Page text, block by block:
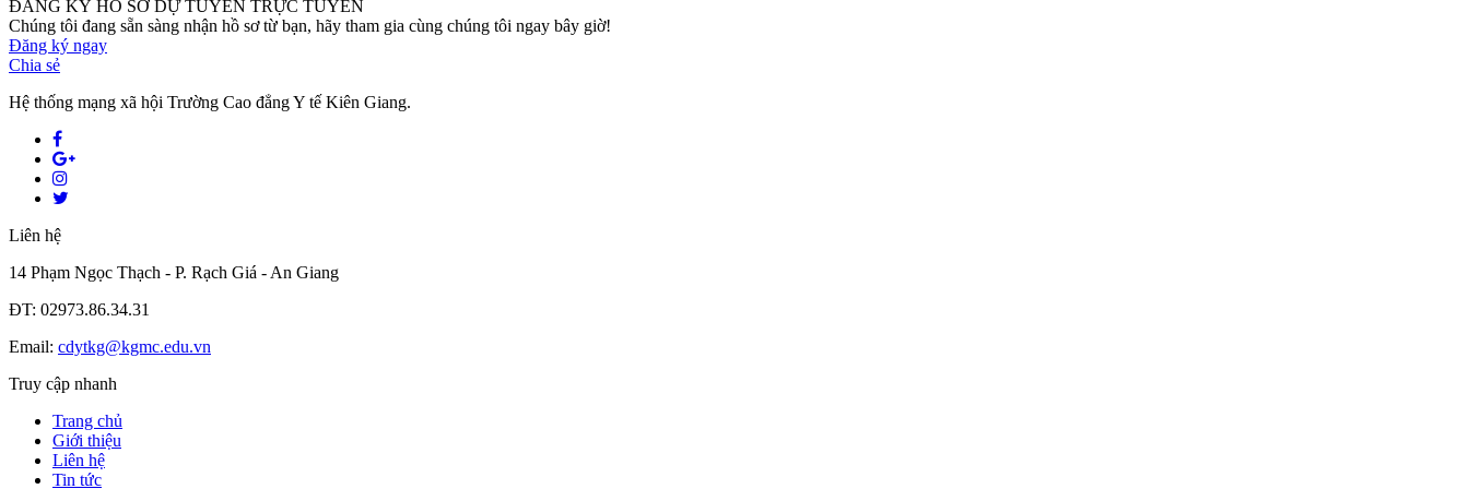
ĐĂNG KÝ HỒ SƠ DỰ TUYỂN TRỰC TUYẾN
Chúng tôi đang sẵn sàng nhận hồ sơ từ bạn, hãy tham gia cùng chúng tôi ngay bây giờ!
Đăng ký ngay
Chia sẻ
Hệ thống mạng xã hội Trường Cao đẳng Y tế Kiên Giang.
Liên hệ
14 Phạm Ngọc Thạch - P. Rạch Giá - An Giang
ĐT: 02973.86.34.31
Email: cdytkg@kgmc.edu.vn
Truy cập nhanh
Trang chủ
Giới thiệu
Liên hệ
Tin tức